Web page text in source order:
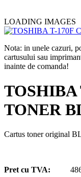
LOADING IMAGES
Nota: in unele cazuri,
cartusului sau
inainte de comanda!
TOSHIBA
TONER
Cartus toner original
Pret cu TVA: